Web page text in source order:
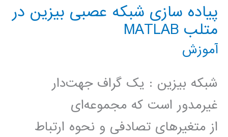
روشهای
مختلف
آموزش
ANFIS
پیاده سازی شبکه عصبی بیزین در
متلب MATLAB
آموزش
شبکه بیزین : یک گراف جهت‌دار
غیرمدور است که مجموعه‌ای
از متغیرهای تصادفی و نحوه ارتباط